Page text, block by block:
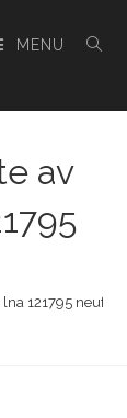
MENU
av
121795 neuf